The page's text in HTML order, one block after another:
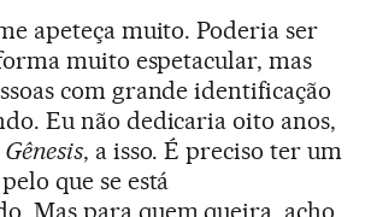
apeteça muito. Poderia ser
muito espetacular, mas
com grande identificação
Eu não dedicaria oito anos,
Gênesis, a isso. É preciso ter um
que se está
Mas para quem queira, acho